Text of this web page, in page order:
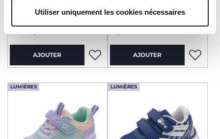
Utiliser uniquement les cookies nécessaires
Baskets Cup
AJOUTER
Baskets Oloferne
AJOUTER
LUMIÈRES LUMIÈRES